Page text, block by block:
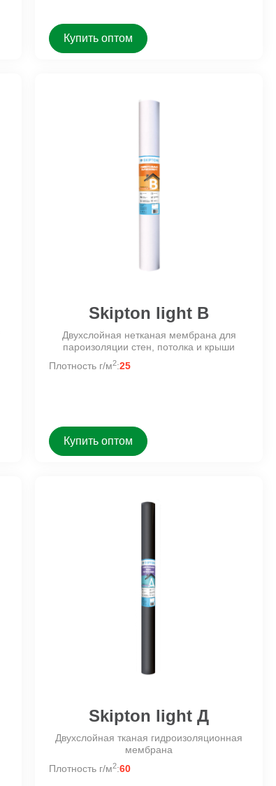
Купить оптом
Skipton light B
Двухслойная нетканая мембрана для
пароизоляции стен, потолка и крыши
Плотность г/м2:25
Купить оптом
Skipton light Д
Двухслойная тканая гидроизоляционная
мембрана
Плотность г/м2:60